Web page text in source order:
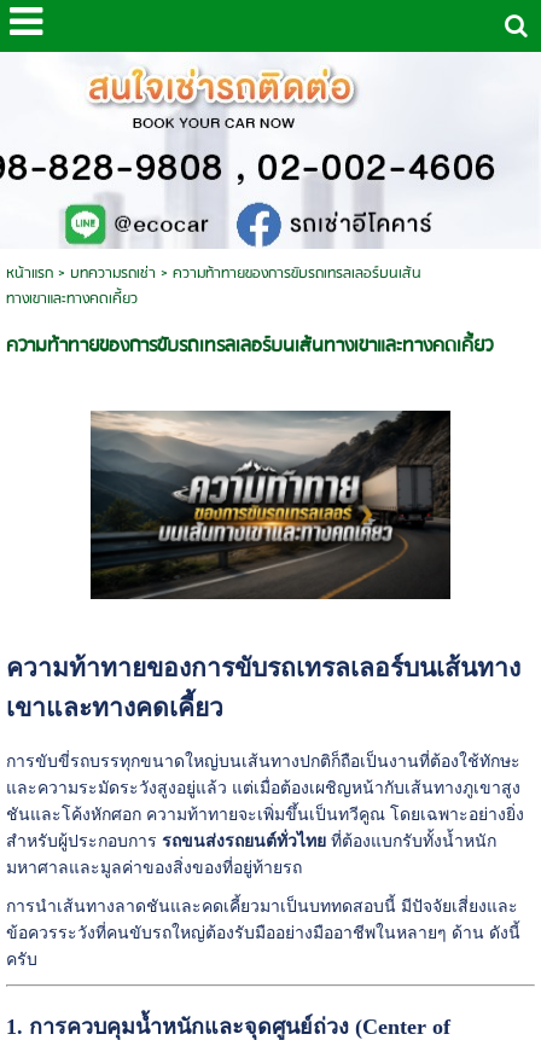
หน้าแรก> บทความรถเช่า > ความท้าทายของการขับรถเทรลเลอร์บนเส้น
ทางเขาและทางคดเคี้ยว
ความท้าทายของการขับรถเทรลเลอร์บนเส้นทางเขาและทางคดเคี้ยว
ความท้าทายของการขับรถเทรลเลอร์บนเส้นทาง
เขาและทางคดเคี้ยว
การขับขี่รถบรรทุกขนาดใหญ่บนเส้นทางปกติก็ถือเป็นงานที่ต้องใช้ทักษะ
และความระมัดระวังสูงอยู่แล้ว แต่เมื่อต้องเผชิญหน้ากับเส้นทางภูเขาสูง
ชันและโค้งหักศอก ความท้าทายจะเพิ่มขึ้นเป็นทวีคูณ โดยเฉพาะอย่างยิ่ง
สำหรับผู้ประกอบการ รถขนส่งรถยนต์ทั่วไทยที่ต้องแบกรับทั้งน้ำหนัก
มหาศาลและมูลค่าของสิ่งของที่อยู่ท้ายรถ
การนำเส้นทางลาดชันและคดเคี้ยวมาเป็นบททดสอบนี้ มีปัจจัยเสี่ยงและ
ข้อควรระวังที่คนขับรถใหญ่ต้องรับมืออย่างมืออาชีพในหลายๆ ด้าน ดังนี้
ครับ
1. การควบคุมน้ำหนักและจุดศูนย์ถ่วง (Center of